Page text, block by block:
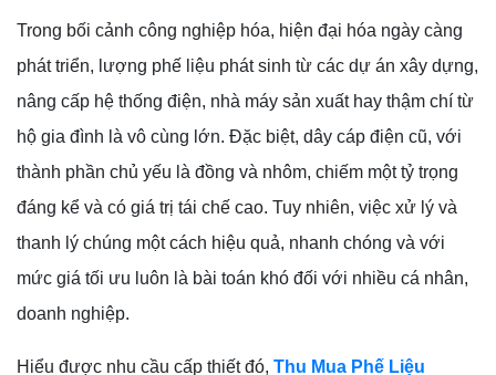
Trong bối cảnh công nghiệp hóa, hiện đại hóa ngày càng
phát triển, lượng phế liệu phát sinh từ các dự án xây dựng,
nâng cấp hệ thống điện, nhà máy sản xuất hay thậm chí từ
hộ gia đình là vô cùng lớn. Đặc biệt, dây cáp điện cũ, với
thành phần chủ yếu là đồng và nhôm, chiếm một tỷ trọng
đáng kể và có giá trị tái chế cao. Tuy nhiên, việc xử lý và
thanh lý chúng một cách hiệu quả, nhanh chóng và với
mức giá tối ưu luôn là bài toán khó đối với nhiều cá nhân,
doanh nghiệp.
Hiểu được nhu cầu cấp thiết đó, Thu Mua Phế Liệu